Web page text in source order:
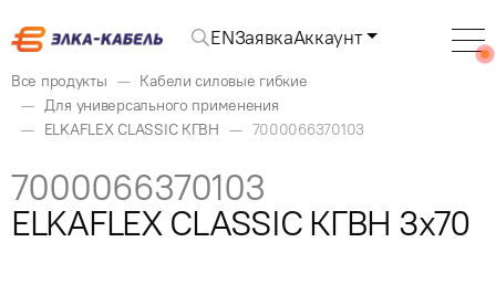
ENЗаявкаАккаунт
Все продукты
Кабели силовые гибкие
Для универсального применения
ELKAFLEX CLASSIC КГВН
7000066370103
7000066370103
ELKAFLEX CLASSIC КГВН 3x70